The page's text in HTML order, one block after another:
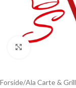
Forside/Ala Carte & Grill